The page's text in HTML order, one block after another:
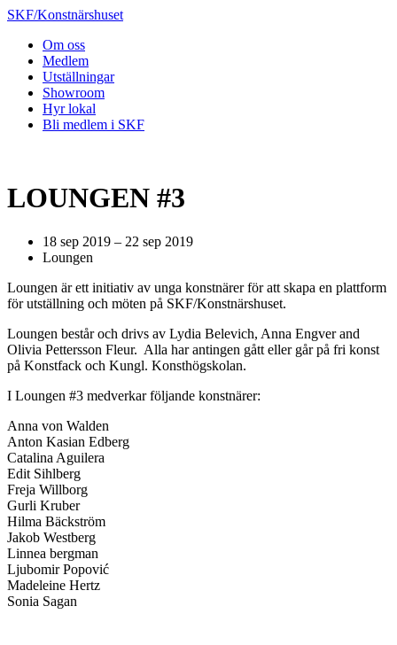
SKF/Konstnärshuset
Om oss
Medlem
Utställningar
Showroom
Hyr lokal
Bli medlem i SKF
LOUNGEN #3
18 sep 2019 – 22 sep 2019
Loungen
Loungen är ett initiativ av unga konstnärer för att skapa en plattform
för utställning och möten på SKF/Konstnärshuset.
Loungen består och drivs av Lydia Belevich, Anna Engver and
Olivia Pettersson Fleur. Alla har antingen gått eller går på fri konst
på Konstfack och Kungl. Konsthögskolan.
I Loungen #3 medverkar följande konstnärer:
Anna von Walden
Anton Kasian Edberg
Catalina Aguilera
Edit Sihlberg
Freja Willborg
Gurli Kruber
Hilma Bäckström
Jakob Westberg
Linnea bergman
Ljubomir Popović
Madeleine Hertz
Sonia Sagan